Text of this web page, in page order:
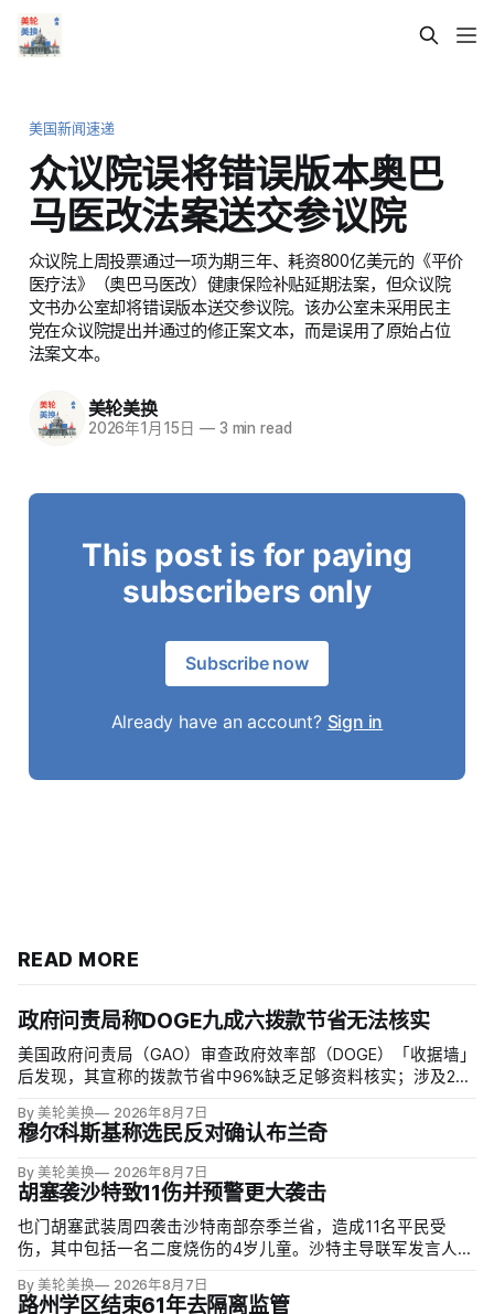
美国新闻速递
众议院误将错误版本奥巴
马医改法案送交参议院
众议院上周投票通过一项为期三年、耗资800亿美元的《平价
医疗法》（奥巴马医改）健康保险补贴延期法案，但众议院
文书办公室却将错误版本送交参议院。该办公室未采用民主
党在众议院提出并通过的修正案文本，而是误用了原始占位
法案文本。
美轮美换
2026年1月15日 —3 min read
This post is for paying
subscribers only
Subscribe now
Already have an account? Sign in
READ MORE
政府问责局称DOGE九成六拨款节省无法核实
美国政府问责局（GAO）审查政府效率部（DOGE）「收据墙」
后发现，其宣称的拨款节省中96%缺乏足够资料核实；涉及274
三分之二无法验证或不符合其公开方法，264份拟终止租约中
108份早已进入终止流程。
By 美轮美换 2026年8月7日
穆尔科斯基称选民反对确认布兰奇
By 美轮美换 2026年8月7日
胡塞袭沙特致11伤并预警更大袭击
也门胡塞武装周四袭击沙特南部奈季兰省，造成11名平民受
伤，其中包括一名二度烧伤的4岁儿童。沙特主导联军发言人图
区；
By 美轮美换 2026年8月7日
路州学区结束61年去隔离监管